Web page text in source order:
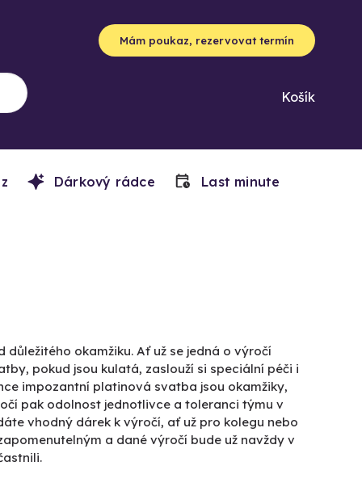
Mám poukaz, rezervovat termín
Košík
Dárkový rádce Last minute
okamžiku. Ať už se jedná o výročí
pokud jsou kulatá, zaslouží si speciální péči i
impozantní platinová svatba jsou okamžiky,
pak odolnost jednotlivce a toleranci týmu v
vhodný dárek k výročí, ať už pro kolegu nebo
a dané výročí bude už navždy v